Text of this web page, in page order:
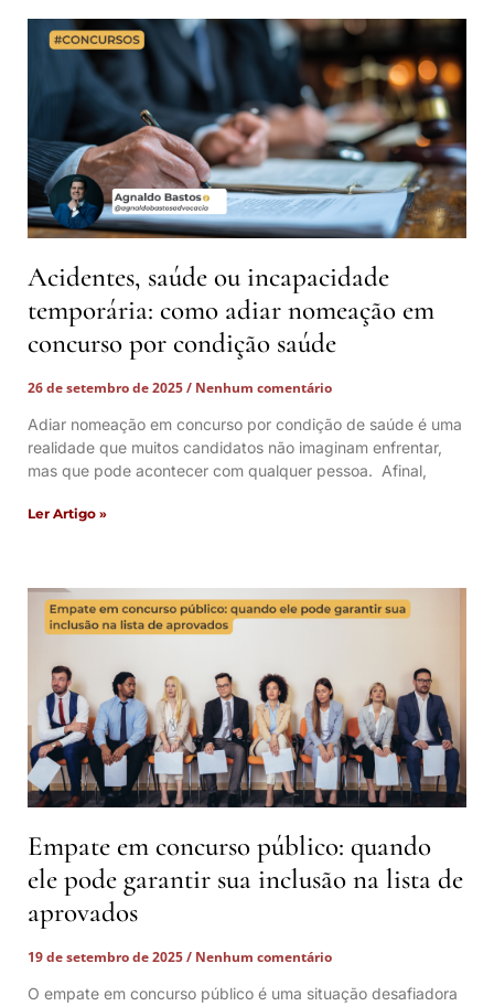
Acidentes, saúde ou incapacidade
temporária: como adiar nomeação em
concurso por condição saúde
26 de setembro de 2025
Nenhum comentário
Adiar nomeação em concurso por condição de saúde é uma
realidade que muitos candidatos não imaginam enfrentar,
mas que pode acontecer com qualquer pessoa. Afinal,
Ler Artigo »
Empate em concurso público: quando
ele pode garantir sua inclusão na lista de
aprovados
19 de setembro de 2025
Nenhum comentário
O empate em concurso público é uma situação desafiadora